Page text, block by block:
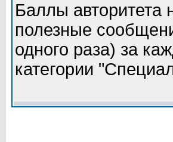
Баллы авторитета
полезные
одного раза) за
категории